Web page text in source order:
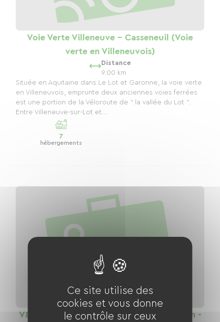
Voie Verte Villeneuve - Casseneuil (Voie
verte en Villeneuvois)
Distance
9.00 km
Située en Aquitaine dans Le Lot et Garonne, la voie verte
en Villeneuvois, emprunte deux anciennes voies ferrées
est une portion de la Véloroute de " la vallée du Lot ".
Entre Villeneuve-sur-Lot et...
7
hébergements
V80 Canal de la Garonne : Voie verte Agen -
Ce site utilise des
cookies et vous donne
le contrôle sur ceux